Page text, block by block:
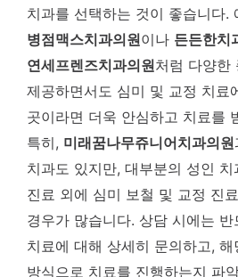
치과를 선택하는 것이 좋습니다.
병점맥스치과의원이나 든든한치
연세프렌즈치과의원처럼 다양한
제공하면서도 심미 및 교정 치료
곳이라면 더욱 안심하고 치료를
특히, 미래꿈나무쥬니어치과의원
치과도 있지만, 대부분의 성인
진료 외에 심미 보철 및 교정 진
경우가 많습니다. 상담 시에는
치료에 대해 상세히 문의하고,
방식으로 치료를 진행하는지 파